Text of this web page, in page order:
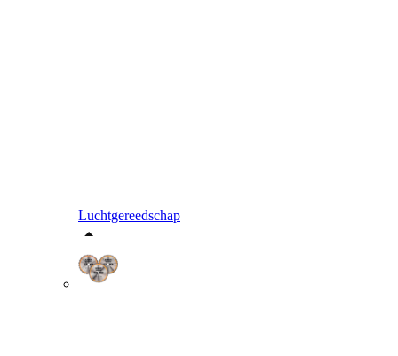
Luchtgereedschap